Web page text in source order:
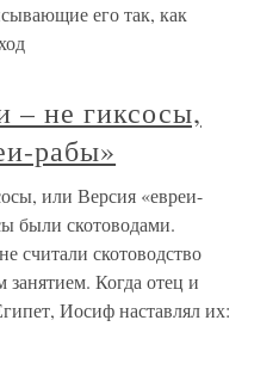
его так, как
– не гиксосы,
рабы»
или Версия «евреи-
были скотоводами.
считали скотоводство
Когда отец и
Иосиф наставлял их: